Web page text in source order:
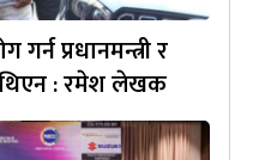
प्रधानमन्त्री र
थिएन : रमेश लेखक